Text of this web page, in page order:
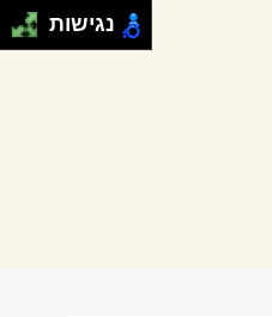
נגישות